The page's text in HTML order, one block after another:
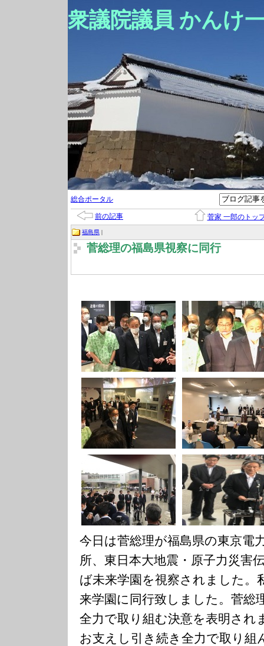
衆議院議員 かんけ
総合ポータル
前の記事 菅家 一郎のトッ
福島県 |
菅総理の福島県視察に同行
今日は菅総理が福島県の東京電
所、東日本大地震・原子力災害
ば未来学園を視察されました。
来学園に同行致しました。菅総
全力で取り組む決意を表明され
お支えし引き続き全力で取り組